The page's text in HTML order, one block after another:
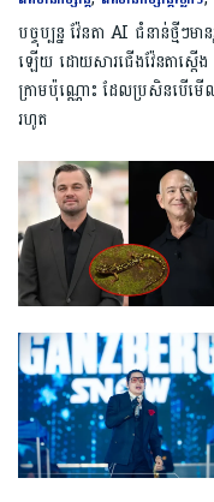
បច្ចុប្បន្ន វ៉ែនតា AI ជំនាន់ថ្មីៗមា
ឡើយ ដោយសារជើងវ៉ែនតាស្តើ
ក្រាមប៉ុណ្ណោះ ដែលប្រសិនបើមើ
រហូត